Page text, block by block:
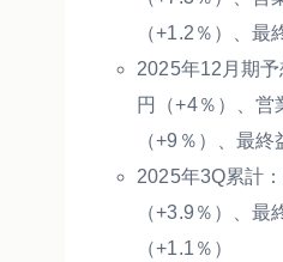
（+1.2％）、最
2025年12月期
円（+4％）、営
（+9％）、最終
2025年3Q累計
（+3.9％）、最
（+1.1％）